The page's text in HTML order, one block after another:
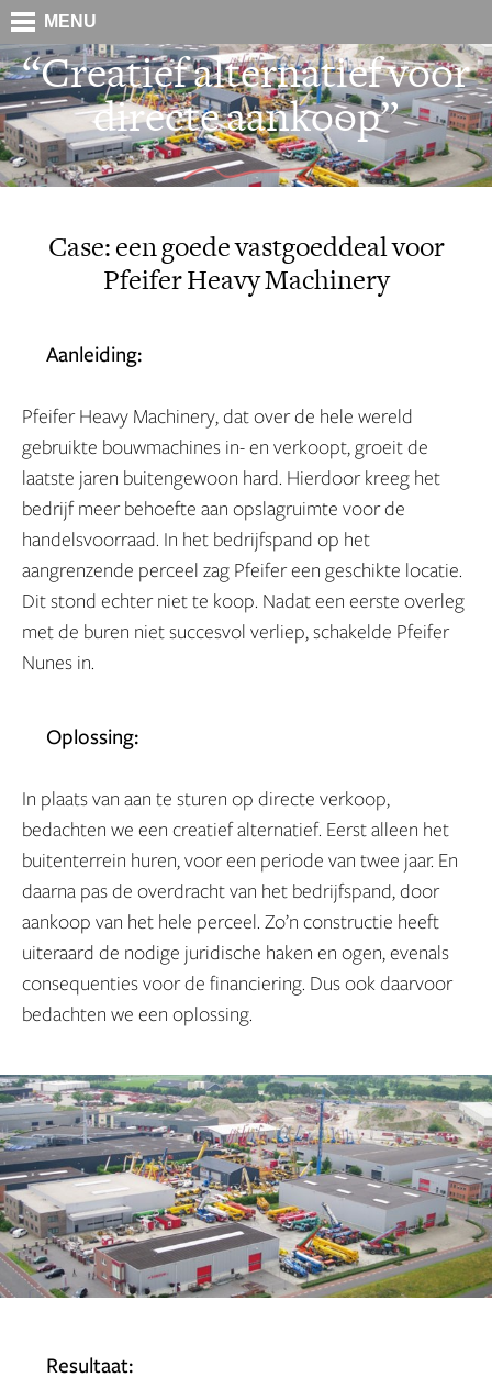
MENU
“Creatief alternatief voor
directe aankoop”
Case: een goede vastgoeddeal voor
Pfeifer Heavy Machinery
Aanleiding:
Pfeifer Heavy Machinery, dat over de hele wereld
gebruikte bouwmachines in- en verkoopt, groeit de
laatste jaren buitengewoon hard. Hierdoor kreeg het
bedrijf meer behoefte aan opslagruimte voor de
handelsvoorraad. In het bedrijfspand op het
aangrenzende perceel zag Pfeifer een geschikte locatie.
Dit stond echter niet te koop. Nadat een eerste overleg
met de buren niet succesvol verliep, schakelde Pfeifer
Nunes in.
Oplossing:
In plaats van aan te sturen op directe verkoop,
bedachten we een creatief alternatief. Eerst alleen het
buitenterrein huren, voor een periode van twee jaar. En
daarna pas de overdracht van het bedrijfspand, door
aankoop van het hele perceel. Zo’n constructie heeft
uiteraard de nodige juridische haken en ogen, evenals
consequenties voor de financiering. Dus ook daarvoor
bedachten we een oplossing.
Resultaat: